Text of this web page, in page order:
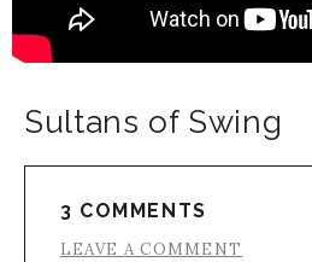
Sultans of Swing
3 COMMENTS
LEAVE A COMMENT